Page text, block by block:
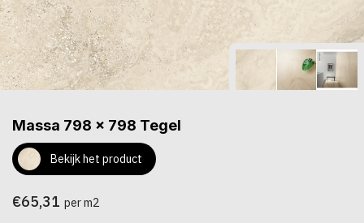
Massa 798 x 798 Tegel
Bekijk het product
€65,31 per m2